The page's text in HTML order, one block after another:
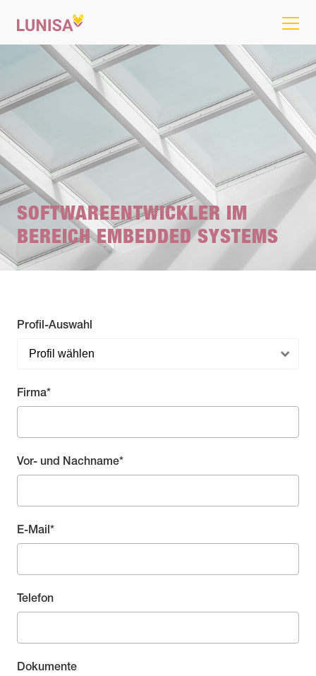
SOFTWAREENTWICKLER IM
BEREICH EMBEDDED SYSTEMS
Profil-Auswahl
Pflichtfeld
Firma*
Pflichtfeld
Vor- und Nachname*
Pflichtfeld
E-Mail*
Telefon
Dokumente